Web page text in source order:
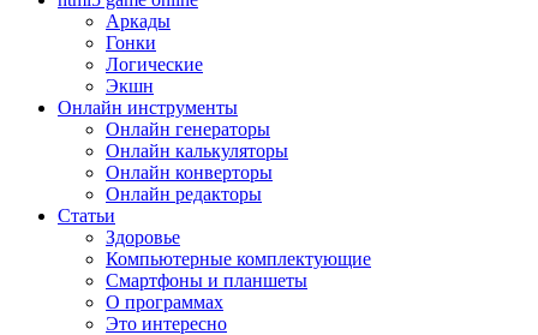
Аркады
Гонки
Логические
Экшн
Онлайн инструменты
Онлайн генераторы
Онлайн калькуляторы
Онлайн конверторы
Онлайн редакторы
Статьи
Здоровье
Компьютерные комплектующие
Смартфоны и планшеты
О программах
Это интересно